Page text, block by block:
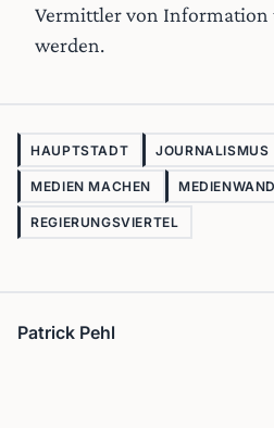
Vermittler von Information
werden.
HAUPTSTADT JOURNALISMUS
MEDIEN MACHEN
REGIERUNGSVIERTEL
Patrick Pehl